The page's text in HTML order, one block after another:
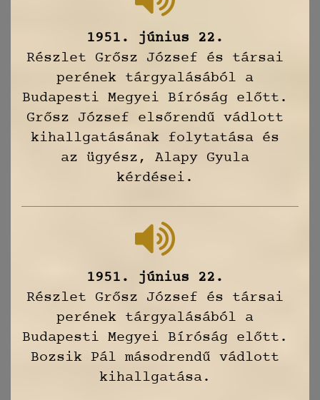
1951. június 22.
Részlet Grősz József és társai
perének tárgyalásából a
Budapesti Megyei Bíróság előtt.
Grősz József elsőrendű vádlott
kihallgatásának folytatása és
az ügyész, Alapy Gyula
kérdései.
1951. június 22.
Részlet Grősz József és társai
perének tárgyalásából a
Budapesti Megyei Bíróság előtt.
Bozsik Pál másodrendű vádlott
kihallgatása.